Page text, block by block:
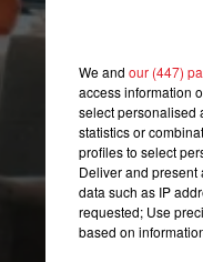
We and our (447)
access information
select personalised
statistics or
profiles to select
Deliver and present
data such as IP
requested; Use
based on